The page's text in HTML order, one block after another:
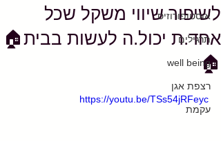
אוסטופורוזיס
תרגילים
well being
רצפת אגן
עקמת
לשיפור שיווי משקל שכל
אחד.ת יכול.ה לעשות בבית🏠
🏠
https://youtu.be/TSs54jRFeyc